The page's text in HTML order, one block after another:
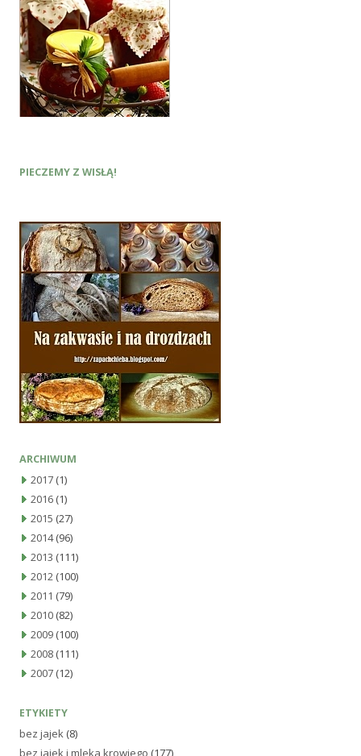
PIECZEMY Z WISŁĄ!
ARCHIWUM
2017 (1)
2016 (1)
2015 (27)
2014(96)
2013 (111)
2012 (100)
2011 (79)
2010 (82)
2009 (100)
2008 (111)
2007 (12)
ETYKIETY
bez jajek (8)
bez jajek i mleka krowiego (177)